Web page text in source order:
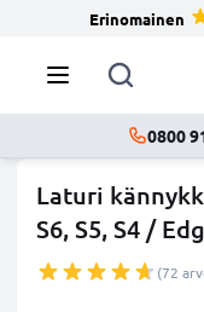
Erinomainen
0800
Laturi
S6, S5, S4 /
(72